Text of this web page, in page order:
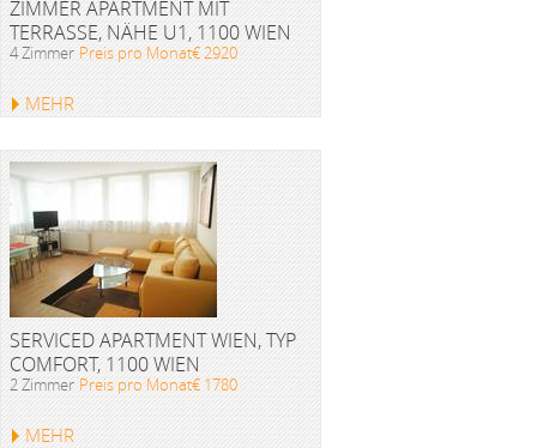
ZIMMER APARTMENT MIT
TERRASSE, NÄHE U1, 1100 WIEN
4 Zimmer Preis pro Monat€ 2920
MEHR
SERVICED APARTMENT WIEN, TYP
COMFORT, 1100 WIEN
2 Zimmer Preis pro Monat€ 1780
MEHR